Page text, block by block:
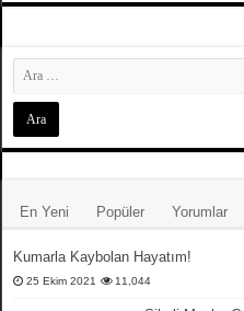
En Yeni Popüler Yorumlar
Kumarla Kaybolan Hayatım!
25 Ekim 2021 11,044